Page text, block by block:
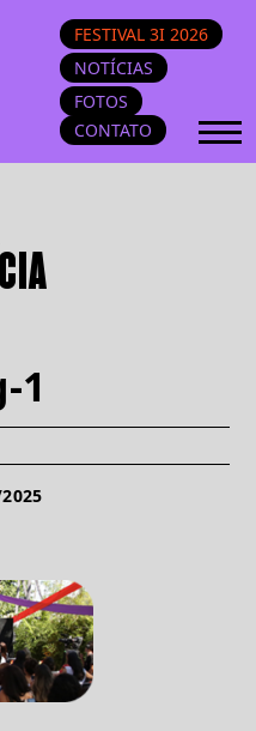
FESTIVAL 3I 2026
NOTÍCIAS
FOTOS
CONTATO
1